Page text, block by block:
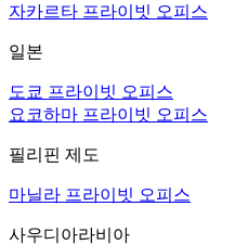
자카르타 프라이빗 오피스
일본
도쿄 프라이빗 오피스
요코하마 프라이빗 오피스
필리핀 제도
마닐라 프라이빗 오피스
사우디아라비아